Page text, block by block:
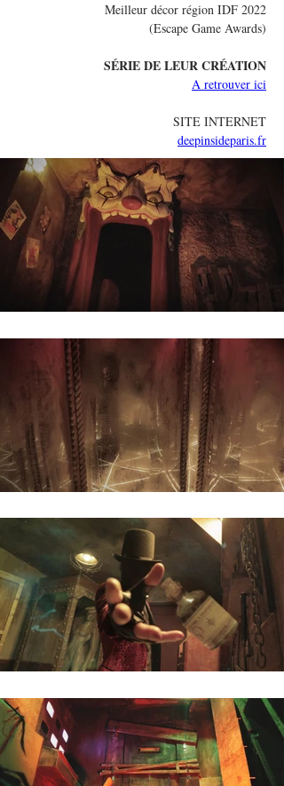
Meilleur décor région IDF 2022
(Escape Game Awards)
SÉRIE DE LEUR CRÉATION
A retrouver ici
SITE INTERNET
deepinsideparis.fr